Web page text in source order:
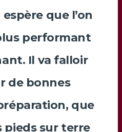
que l’on
performant
Il va falloir
de bonnes
que
pieds sur terre